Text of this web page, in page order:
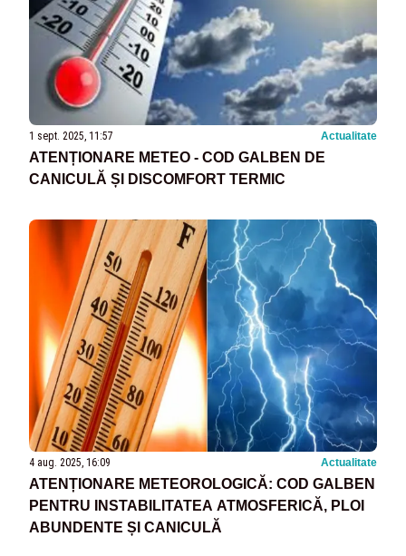
1 sept. 2025, 11:57 Actualitate
ATENȚIONARE METEO - COD GALBEN DE
CANICULĂ ȘI DISCOMFORT TERMIC
4 aug. 2025, 16:09 Actualitate
ATENȚIONARE METEOROLOGICĂ: COD GALBEN
PENTRU INSTABILITATEA ATMOSFERICĂ, PLOI
ABUNDENTE ȘI CANICULĂ